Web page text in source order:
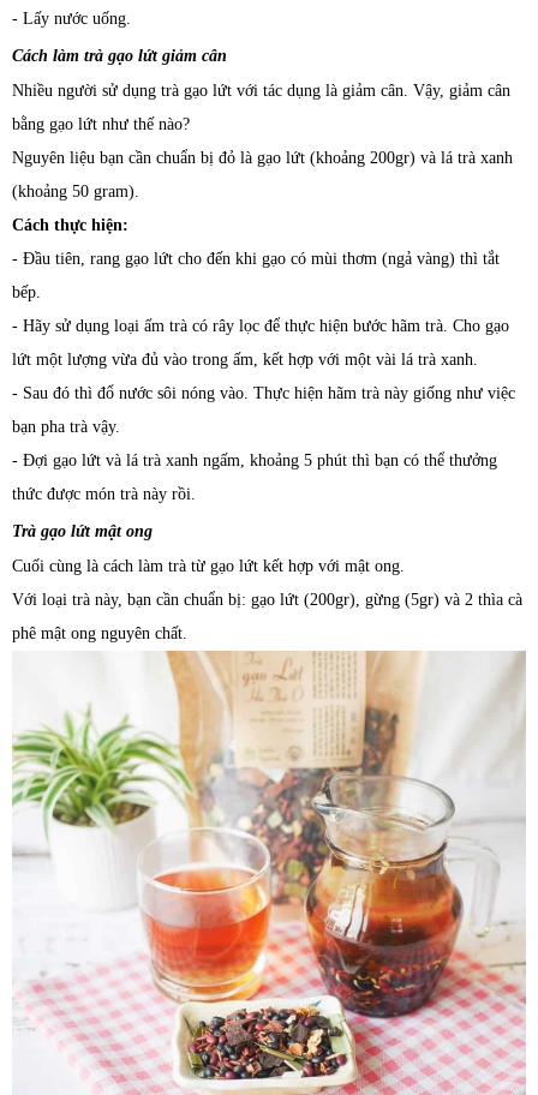
- Lấy nước uống.
Cách làm trà gạo lứt giảm cân
Nhiều người sử dụng trà gạo lứt với tác dụng là giảm cân. Vậy, giảm cân
bằng gạo lứt như thế nào?
Nguyên liệu bạn cần chuẩn bị đỏ là gạo lứt (khoảng 200gr) và lá trà xanh
(khoảng 50 gram).
Cách thực hiện:
- Đầu tiên, rang gạo lứt cho đến khi gạo có mùi thơm (ngả vàng) thì tắt
bếp.
- Hãy sử dụng loại ấm trà có rây lọc để thực hiện bước hãm trà. Cho gạo
lứt một lượng vừa đủ vào trong ấm, kết hợp với một vài lá trà xanh.
- Sau đó thì đổ nước sôi nóng vào. Thực hiện hãm trà này giống như việc
bạn pha trà vậy.
- Đợi gạo lứt và lá trà xanh ngấm, khoảng 5 phút thì bạn có thể thưởng
thức được món trà này rồi.
Trà gạo lứt mật ong
Cuối cùng là cách làm trà từ gạo lứt kết hợp với mật ong.
Với loại trà này, bạn cần chuẩn bị: gạo lứt (200gr), gừng (5gr) và 2 thìa cà
phê mật ong nguyên chất.